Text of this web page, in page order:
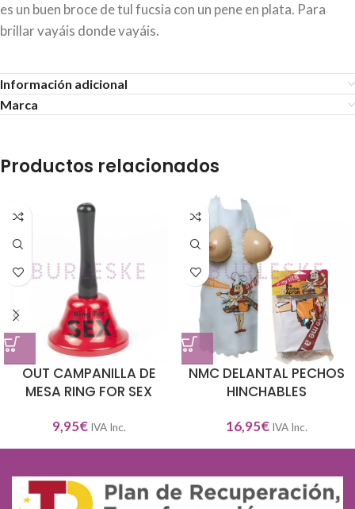
es un buen broce de tul fucsia con un pene en plata. Para
brillar vayáis donde vayáis.
Información adicional
Marca
Productos relacionados
OUT CAMPANILLA DE
MESA RING FOR SEX
9,95€ IVA Inc.
NMC DELANTAL PECHOS
HINCHABLES
16,95€ IVA Inc.